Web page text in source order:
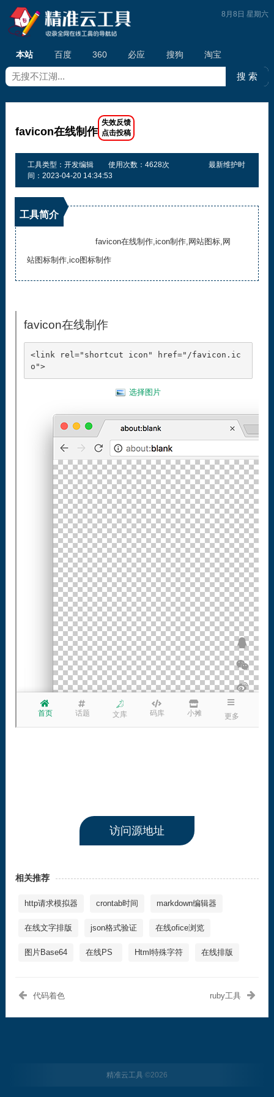
本站 百度 360 必应 搜狗 淘宝
8月8日 星期六
favicon在线制作
工具类型：开发编辑 使用次数：4628次
最新维护时
间：2023-04-20 14:34:53
工具简介
favicon在线制作,icon制作,网站图标,网
站图标制作,ico图标制作
访问源地址
相关推荐
http请求模拟器 crontab时间 markdown编辑器
在线文字排版 json格式验证 在线ofice浏览
图片Base64 在线PS Html特殊字符 在线排版
代码着色 ruby工具
精准云工具 ©2026